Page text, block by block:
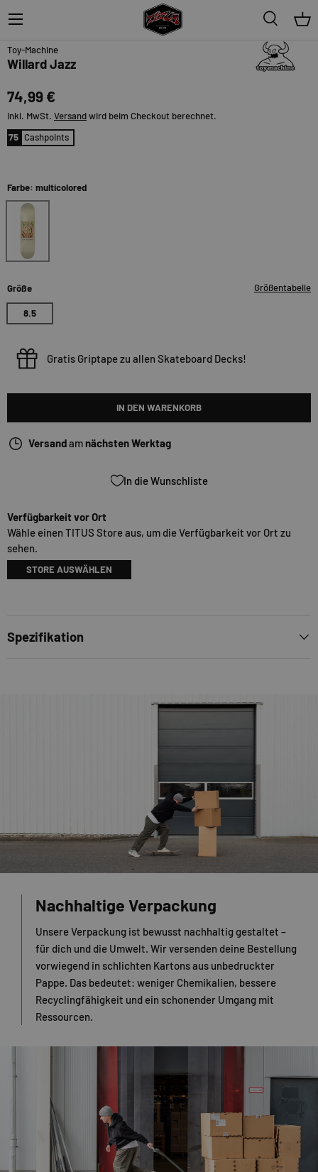
Suche
Menü
Toy-Machine
Willard Jazz
74,99 €
inkl. MwSt. Versandwird beim Checkout berechnet.
75 Cashpoints
Farbe: multicolored
Größe Größentabelle
8.5
Gratis Griptape zu allen Skateboard Decks!
IN DEN WARENKORB
Versandamnächsten Werktag
In die Wunschliste
Verfügbarkeit vor Ort
Wähle einen TITUS Store aus, um die Verfügbarkeit vor Ort zu
sehen.
STORE AUSWÄHLEN
Spezifikation
Nachhaltige Verpackung
Unsere Verpackung ist bewusst nachhaltig gestaltet –
für dich und die Umwelt. Wir versenden deine Bestellung
vorwiegend in schlichten Kartons aus unbedruckter
Pappe. Das bedeutet: weniger Chemikalien, bessere
Recyclingfähigkeit und ein schonender Umgang mit
Ressourcen.